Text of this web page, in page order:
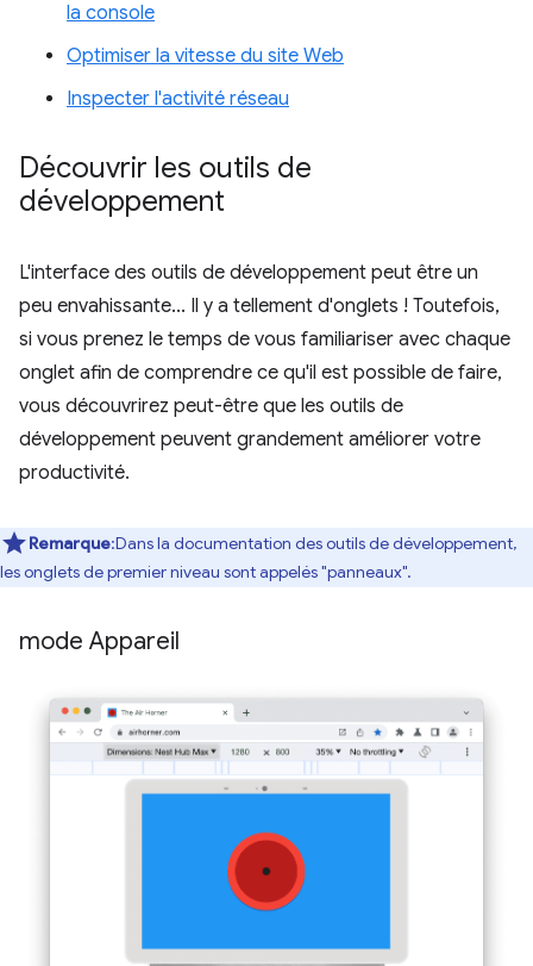
la console
Optimiser la vitesse du site Web
Inspecter l'activité réseau
Découvrir les outils de
développement
L'interface des outils de développement peut être un
peu envahissante... Il y a tellement d'onglets ! Toutefois,
si vous prenez le temps de vous familiariser avec chaque
onglet afin de comprendre ce qu'il est possible de faire,
vous découvrirez peut-être que les outils de
développement peuvent grandement améliorer votre
productivité.
Remarque:Dans la documentation des outils de développement,
les onglets de premier niveau sont appelés "panneaux".
mode Appareil